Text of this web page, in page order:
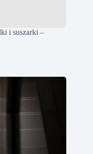
i suszarki –